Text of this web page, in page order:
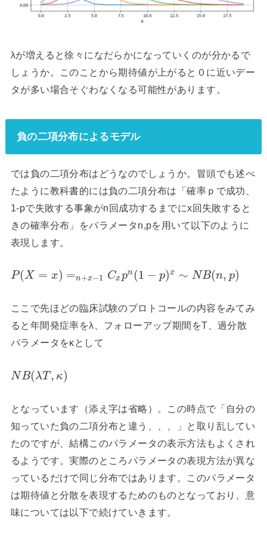
λが増えると徐々になだらかになっていくのが分かるで
しょうか。このことから期待値が上がると０に近いデー
タが多い場合そぐわなくなる可能性があります。
負の二項分布によるモデル
では負の二項分布はどうなのでしょうか。冒頭でも述べ
たように教科書的には負の二項分布は「確率ｐで成功、
1-pで失敗する事象がn回成功するまでにx回失敗すると
きの確率分布」をパラメータn,pを用いて以下のように
表現します。
P (X = x) =n+x−1 Cxpn (1 − p)x ∼ NB(n, p)
ここで先ほどの臨床試験のプロトコールの内容をみてみ
ると年間発症率をλ、フォローアップ期間をT、過分散
パラメータをκとして
NB(λT , κ)
となっています（添え字は省略）。この時点で「自分の
知っていた負の二項分布と違う、、、」と取り乱してい
たのですが、結構このパラメータの表示方法もよくされ
るようです。実際のところパラメータの表現方法が異な
っているだけで同じ分布ではあります。このパラメータ
は期待値と分散を表現するためのものとなっており、意
味については以下で続けていきます。